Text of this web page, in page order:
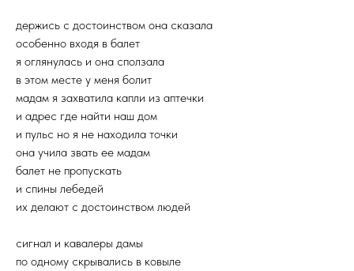
держись с достоинством она сказала
особенно входя в балет
я оглянулась и она сползала
в этом месте у меня болит
мадам я захватила капли из аптечки
и адрес где найти наш дом
и пульс но я не находила точки
она учила звать ее мадам
балет не пропускать
и спины лебедей
их делают с достоинством людей
сигнал и кавалеры дамы
по одному скрывались в ковыле